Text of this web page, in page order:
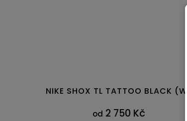
NIKE SHOX TL TATTOO BLACK (W)
od 2 750 Kč